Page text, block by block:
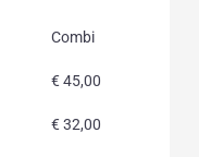
Combi
€ 45,00
€ 32,00